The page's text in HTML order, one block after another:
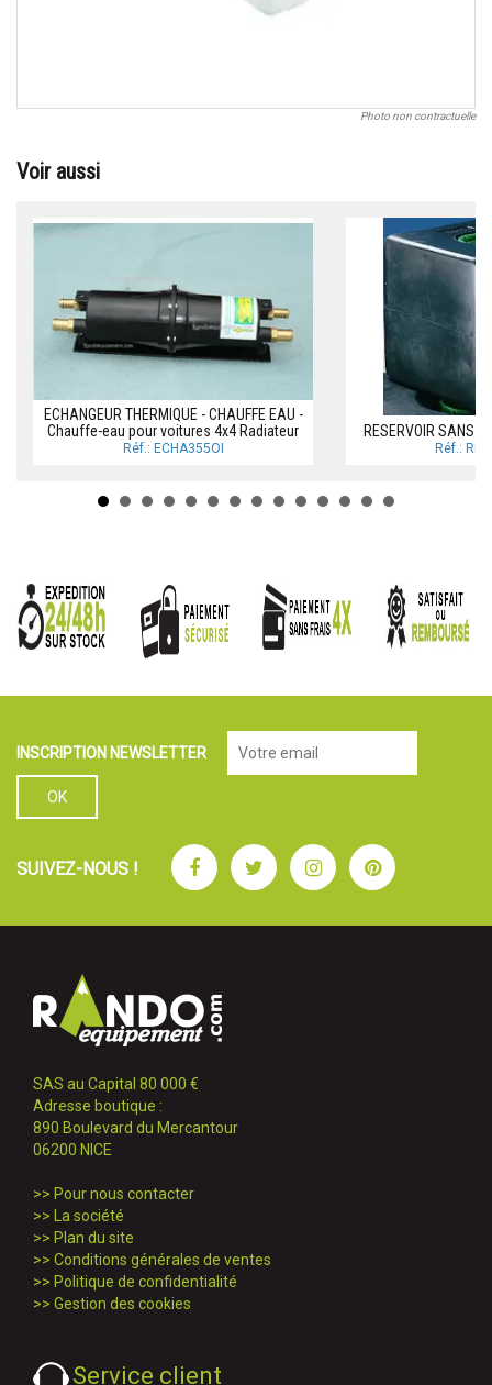
Photo non contractuelle
Voir aussi
ECHANGEUR THERMIQUE - CHAUFFE EAU -
Chauffe-eau pour voitures 4x4 Radiateur
Réf.: ECHA355OI
RESERVOIR SANS
Réf.:
INSCRIPTION NEWSLETTER
SUIVEZ-NOUS ! FacebookTwitterInstagramPinterest
SAS au Capital 80 000 €
Adresse boutique :
890 Boulevard du Mercantour
06200 NICE
>> Pour nous contacter
>>
La société
>> Plan du site
>> Conditions générales de ventes
>> Politique de confidentialité
>> Gestion des cookies
Service client